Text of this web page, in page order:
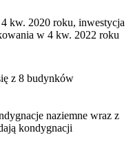
kw. 2020 roku, inwestycja
w 4 kw. 2022 roku
z 8 budynków
naziemne wraz z
kondygnacji